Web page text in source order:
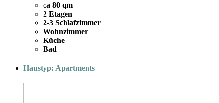
ca 80 qm
2 Etagen
2-3 Schlafzimmer
Wohnzimmer
Küche
Bad
Haustyp: Apartments